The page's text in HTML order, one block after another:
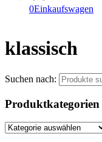
0Einkaufswagen
klassisch
Suchen nach:
Produktkategorien